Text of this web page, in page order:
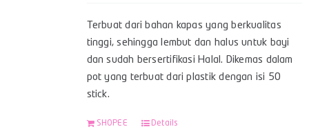
Terbuat dari bahan kapas yang berkualitas
tinggi, sehingga lembut dan halus untuk bayi
dan sudah bersertifikasi Halal. Dikemas dalam
pot yang terbuat dari plastik dengan isi 50
stick.
SHOPEE Details